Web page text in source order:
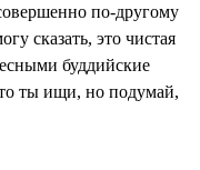
по-другому
сказать, это чистая
буддийские
ты ищи, но подумай,